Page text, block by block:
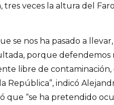
tres veces la altura del
se nos ha pasado a
porque defendemos
libre de contaminación,
República”, indicó
que “se ha pretendido